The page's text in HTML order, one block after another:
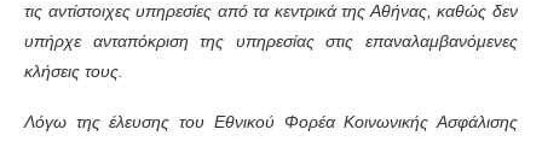
τις αντίστοιχες υπηρεσίες από τα κεντρικά της Αθήνας, καθώς δεν
υπήρχε ανταπόκριση της υπηρεσίας στις επαναλαμβανόμενες
κλήσεις τους.
Λόγω της έλευσης του Εθνικού Φορέα Κοινωνικής Ασφάλισης